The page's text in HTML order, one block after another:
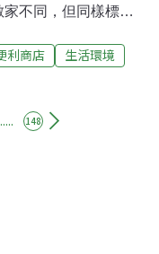
不同，但同樣標榜
僅僅是不同的明星
榜一天所需，通通
利商店 生活環境
148